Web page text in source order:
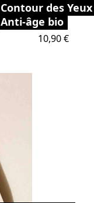
Contour des Yeux
Anti-âge bio
Prix
10,90 €